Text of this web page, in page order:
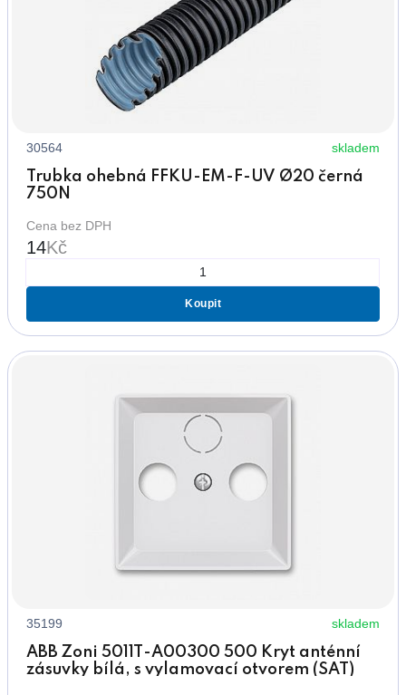
30564 skladem
Trubka ohebná FFKU-EM-F-UV Ø20 černá
750N
Cena bez DPH
14Kč
Koupit
35199 skladem
ABB Zoni 5011T-A00300 500 Kryt anténní
zásuvky bílá, s vylamovací otvorem (SAT)